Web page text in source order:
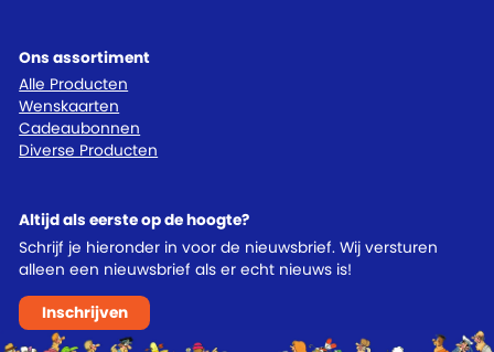
Ons assortiment
Alle Producten
Wenskaarten
Cadeaubonnen
Diverse Producten
Altijd als eerste op de hoogte?
Schrijf je hieronder in voor de nieuwsbrief. Wij versturen
alleen een nieuwsbrief als er echt nieuws is!
Inschrijven